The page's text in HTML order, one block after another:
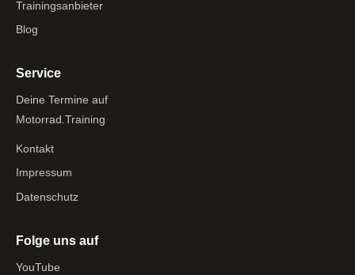
Trainingsanbieter
Blog
Service
Deine Termine auf
Motorrad.Training
Kontakt
Impressum
Datenschutz
Folge uns auf
YouTube